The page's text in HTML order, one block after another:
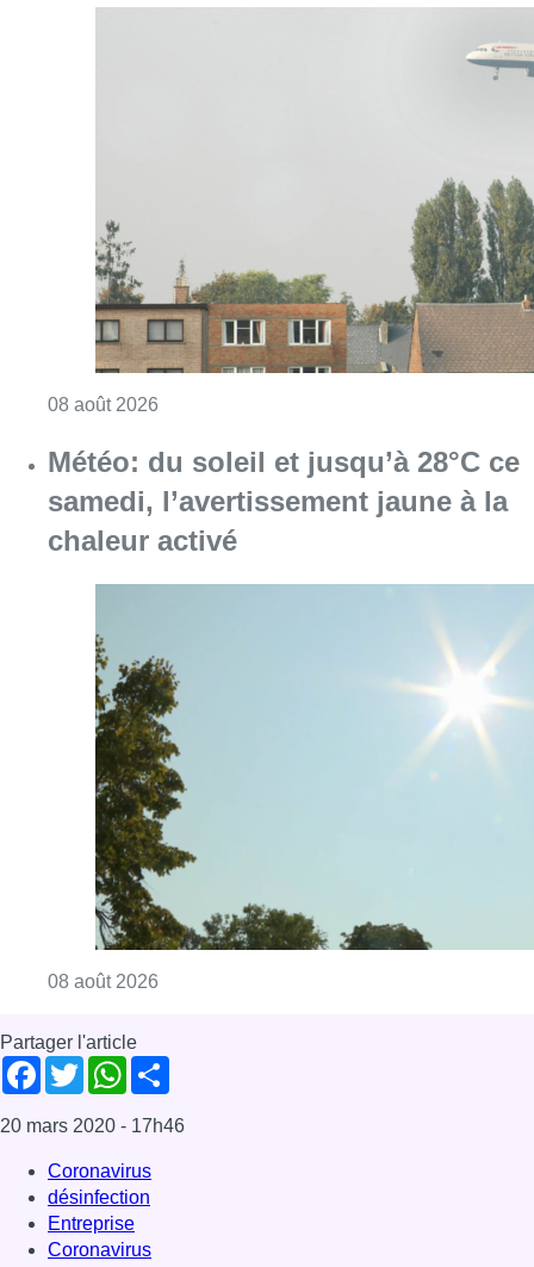
08 août 2026
Météo: du soleil et jusqu’à 28°C ce
samedi, l’avertissement jaune à la
chaleur activé
08 août 2026
Partager l'article
Facebook
TwitterWhatsApp
20 mars 2020 - 17h46
Coronavirus
désinfection
Entreprise
Coronavirus